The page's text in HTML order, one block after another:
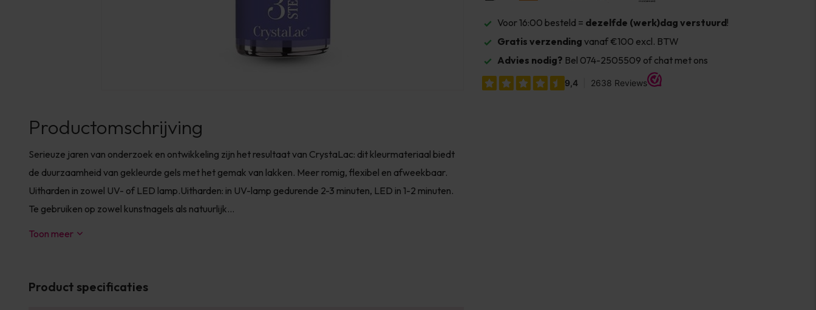
Productomschrijving
Serieuze jaren van onderzoek en ontwikkeling zijn het resultaat van CrystaLac: dit kleurmateriaal biedt
de duurzaamheid van gekleurde gels met het gemak van lakken. Meer romig, flexibel en afweekbaar.
Uitharden in zowel UV- of LED lamp.Uitharden: in UV-lamp gedurende 2-3 minuten, LED in 1-2 minuten.
Te gebruiken op zowel kunstnagels als natuurlijk...
Toon meer
Product specificaties
Voor 16:00 besteld = dezelfde (werk)dag verstuurd!
Gratis verzending vanaf €100 excl. BTW
Advies nodig? Bel 074-2505509 of chat met ons